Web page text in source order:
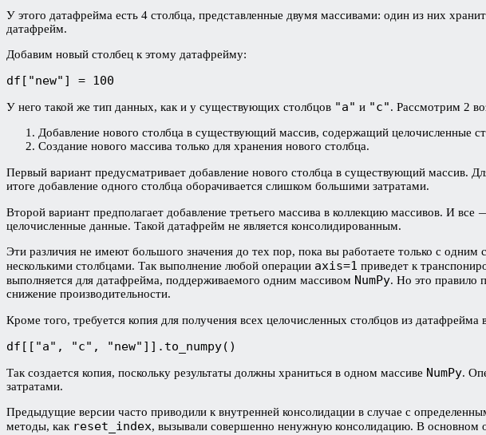
У этого датафрейма есть 4 столбца, представленные двумя массивами: один из них
датафрейм.
Добавим новый столбец к этому датафрейму:
df["new"] = 100
У него такой же тип данных, как и у существующих столбцов "a" и "c". Рассмотрим 2
Добавление нового столбца в существующий массив, содержащий целочисленные
Создание нового массива только для хранения нового столбца.
Первый вариант предусматривает добавление нового столбца в существующий массив.
итоге добавление одного столбца оборачивается слишком большими затратами.
Второй вариант предполагает добавление третьего массива в коллекцию массивов. И
целочисленные данные. Такой датафрейм не является консолидированным.
Эти различия не имеют большого значения до тех пор, пока вы работаете только с
несколькими столбцами. Так выполнение любой операции axis=1 приведет к
выполняется для датафрейма, поддерживаемого одним массивом NumPy. Но это правило
снижение производительности.
Кроме того, требуется копия для получения всех целочисленных столбцов из датафрейма
df[["a", "c", "new"]].to_numpy()
Так создается копия, поскольку результаты должны храниться в одном массиве NumPy.
затратами.
Предыдущие версии часто приводили к внутренней консолидации в случае с
методы, как reset_index, вызывали совершенно ненужную консолидацию. В основном